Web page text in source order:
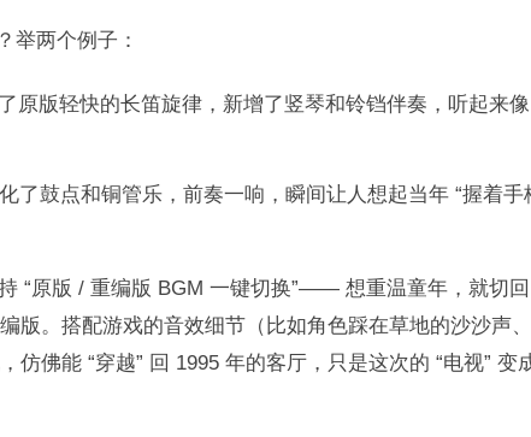
举两个例子：​
原版轻快的长笛旋律，新增了竖琴和铃铛伴奏，听起来
了鼓点和铜管乐，前奏一响，瞬间让人想起当年 “握着手
“原版 / 重编版 BGM 一键切换”—— 想重温童年，就切
版。搭配游戏的音效细节（比如角色踩在草地的沙沙声
仿佛能 “穿越” 回 1995 年的客厅，只是这次的 “电视” 变